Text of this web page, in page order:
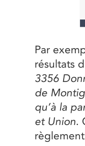
Par
résultats
3356
de
qu’à la
et Union.